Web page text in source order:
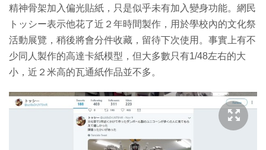
精神骨架加入偏光貼紙，只是似乎未有加入變身功能。網民
トッシー表示他花了近２年時間製作，用於學校內的文化祭
活動展覽，稍後將會分件收藏，留待下次使用。事實上有不
少同人製作的高達卡紙模型，但大多數只有1/48左右的大
小，近２米高的瓦通紙作品並不多。